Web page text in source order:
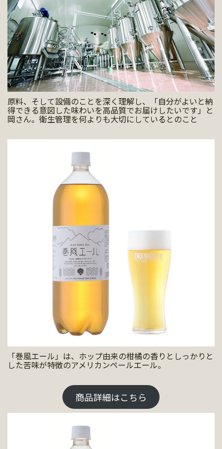
原料、そして設備のことを深く理解し、「自分がよいと納
得できる意図した味わいを高品質でお届けしたいです」と
岡さん。衛生管理を何よりも大切にしているとのこと
「巻風エール」は、ホップ由来の柑橘の香りとしっかりと
した苦味が特徴のアメリカンペールエール。
商品詳細はこちら